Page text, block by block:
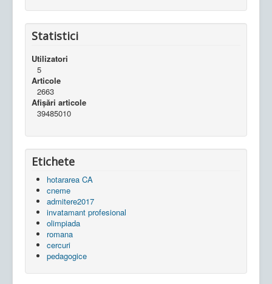
Statistici
Utilizatori
5
Articole
2663
Afișări articole
39485010
Etichete
hotararea CA
cneme
admitere2017
invatamant profesional
olimpiada
romana
cercuri
pedagogice